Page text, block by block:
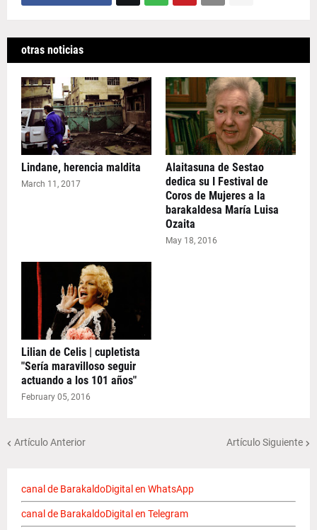
otras noticias
Lindane, herencia maldita
March 11, 2017
Alaitasuna de Sestao
dedica su I Festival de
Coros de Mujeres a la
barakaldesa María Luisa
Ozaita
May 18, 2016
Lilian de Celis | cupletista
"Sería maravilloso seguir
actuando a los 101 años"
February 05, 2016
Artículo Anterior Artículo Siguiente
canal de BarakaldoDigital en WhatsApp
canal de BarakaldoDigital en Telegram